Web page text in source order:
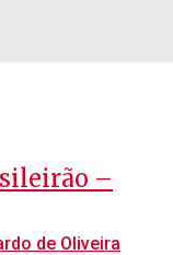
–
de Oliveira